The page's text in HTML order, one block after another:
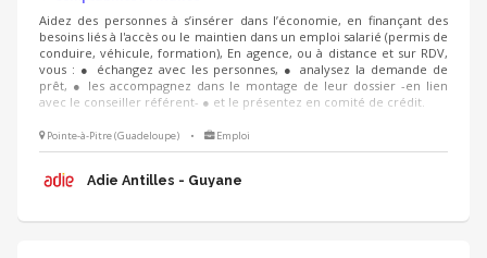
Aidez des personnes à s’insérer dans l’économie, en finançant des
besoins liés à l'accès ou le maintien dans un emploi salarié (permis de
conduire, véhicule, formation), En agence, ou à distance et sur RDV,
vous : ● échangez avec les personnes, ● analysez la demande de
prêt, ● les accompagnez dans le montage de leur dossier -en lien
avec le conseiller référent- ● et le présentez en comité de crédit.
Pointe-à-Pitre (Guadeloupe) • Emploi
Adie Antilles - Guyane